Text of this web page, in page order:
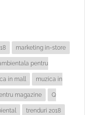
marketing in-store
pentru
in mall muzica in
magazine Q
trenduri 2018